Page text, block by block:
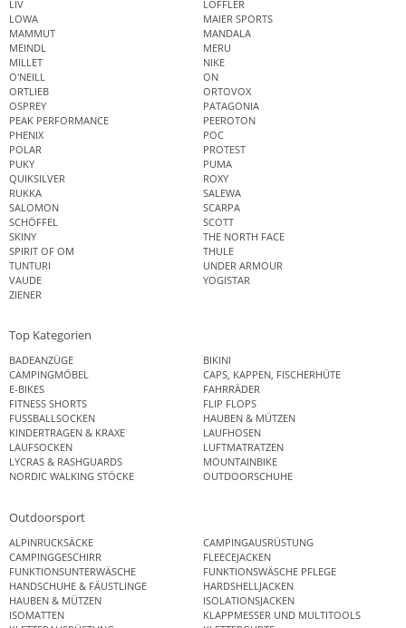
LIV
LÖFFLER
LOWA
MAIER SPORTS
MAMMUT
MANDALA
MEINDL
MERU
MILLET
NIKE
O'NEILL
ON
ORTLIEB
ORTOVOX
OSPREY
PATAGONIA
PEAK PERFORMANCE
PEEROTON
PHENIX
POC
POLAR
PROTEST
PUKY
PUMA
QUIKSILVER
ROXY
RUKKA
SALEWA
SALOMON
SCARPA
SCHÖFFEL
SCOTT
SKINY
THE NORTH FACE
SPIRIT OF OM
THULE
TUNTURI
UNDER ARMOUR
VAUDE
YOGISTAR
ZIENER
Top Kategorien
BADEANZÜGE
BIKINI
CAMPINGMÖBEL
CAPS, KAPPEN, FISCHERHÜTE
E-BIKES
FAHRRÄDER
FITNESS SHORTS
FLIP FLOPS
FUSSBALLSOCKEN
HAUBEN & MÜTZEN
KINDERTRAGEN & KRAXE
LAUFHOSEN
LAUFSOCKEN
LUFTMATRATZEN
LYCRAS & RASHGUARDS
MOUNTAINBIKE
NORDIC WALKING STÖCKE
OUTDOORSCHUHE
Outdoorsport
ALPINRUCKSÄCKE
CAMPINGAUSRÜSTUNG
CAMPINGGESCHIRR
FLEECEJACKEN
FUNKTIONSUNTERWÄSCHE
FUNKTIONSWÄSCHE PFLEGE
HANDSCHUHE & FÄUSTLINGE
HARDSHELLJACKEN
HAUBEN & MÜTZEN
ISOLATIONSJACKEN
ISOMATTEN
KLAPPMESSER UND MULTITOOLS